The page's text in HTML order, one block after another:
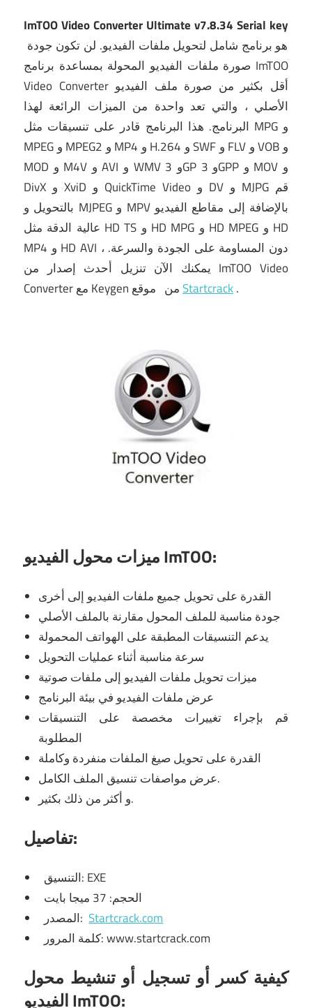
ImTOO Video Converter Ultimate v7.8.34 Serial key
هو برنامج شامل لتحويل ملفات الفيديو. لن تكون جودة
صورة ملفات الفيديو المحولة بمساعدة برنامج ImTOO
Video Converter أقل بكثير من صورة ملف الفيديو
الأصلي ، والتي تعد واحدة من الميزات الرائعة لهذا
البرنامج. هذا البرنامج قادر على تنسيقات مثل MPG و
MPEG و MPEG2 و MP4 و H.264 و SWF و FLV و VOB و
MOD و M4V و AVI و WMV و 3GP و 3GPP و MOV و
DivX و XviD و QuickTime Video و DV و MJPG قم
بالتحويل و MJPEG و MPV بالإضافة إلى مقاطع الفيديو
عالية الدقة مثل HD TS و HD MPG و HD MPEG و HD
MP4 و HD AVI ، دون المساومة على الجودة والسرعة.
يمكنك الآن تنزيل أحدث إصدار من ImTOO Video
Converter مع Keygen منStartcrack.
ميزات محول الفيديو ImTOO:
القدرة على تحويل جميع ملفات الفيديو إلى أخرى
جودة مناسبة للملف المحول مقارنة بالملف الأصلي
يدعم التنسيقات المطبقة على الهواتف المحمولة
سرعة مناسبة أثناء عمليات التحويل
ميزات تحويل ملفات الفيديو إلى ملفات صوتية
عرض ملفات الفيديو في بيئة البرنامج
قم بإجراء تغييرات مخصصة على التنسيقات
المطلوبة
القدرة على تحويل صيغ الملفات منفردة وكاملة
عرض مواصفات تنسيق الملف الكامل.
و أكثر من ذلك بكثير.
تفاصيل:
التنسيق: EXE
الحجم: 37 ميجا بايت
المصدر:Startcrack.com
كلمة المرور: www.startcrack.com
كيفية كسر أو تسجيل أو تنشيط محول
الفيديو ImTOO: